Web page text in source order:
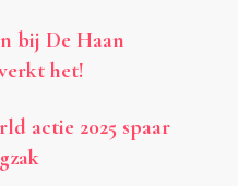
bij De Haan
het!
actie 2025 spaar